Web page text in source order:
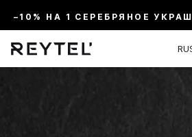
–10% НА 1 СЕРЕБРЯНОЕ